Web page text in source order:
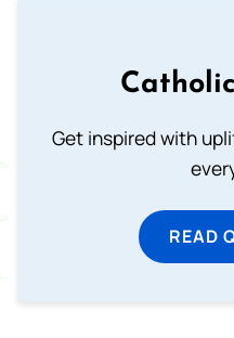
Get inspired with
READ